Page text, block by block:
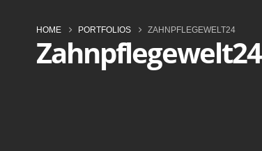
HOME PORTFOLIOS ZAHNPFLEGEWELT24
Zahnpflegewelt24